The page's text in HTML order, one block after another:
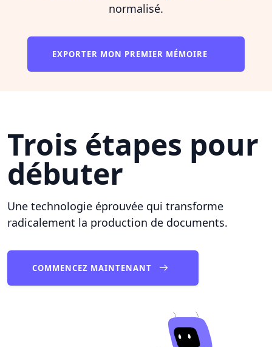
normalisé.
EXPORTER MON PREMIER MÉMOIRE
Trois étapes pour
débuter
Une technologie éprouvée qui transforme
radicalement la production de documents.
COMMENCEZ MAINTENANT